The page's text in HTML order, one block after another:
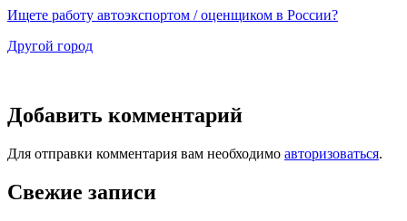
Ищете работу автоэкспортом / оценщиком в России?
Другой город
Добавить комментарий
Для отправки комментария вам необходимо авторизоваться.
Свежие записи